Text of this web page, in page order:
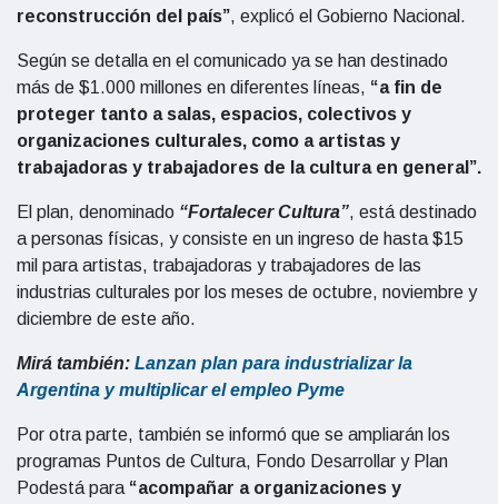
reconstrucción del país”, explicó el Gobierno Nacional.
Según se detalla en el comunicado ya se han destinado
más de $1.000 millones en diferentes líneas, “a fin de
proteger tanto a salas, espacios, colectivos y
organizaciones culturales, como a artistas y
trabajadoras y trabajadores de la cultura en general”.
El plan, denominado “Fortalecer Cultura”, está destinado
a personas físicas, y consiste en un ingreso de hasta $15
mil para artistas, trabajadoras y trabajadores de las
industrias culturales por los meses de octubre, noviembre y
diciembre de este año.
Mirá también: Lanzan plan para industrializar la
Argentina y multiplicar el empleo Pyme
Por otra parte, también se informó que se ampliarán los
programas Puntos de Cultura, Fondo Desarrollar y Plan
Podestá para “acompañar a organizaciones y